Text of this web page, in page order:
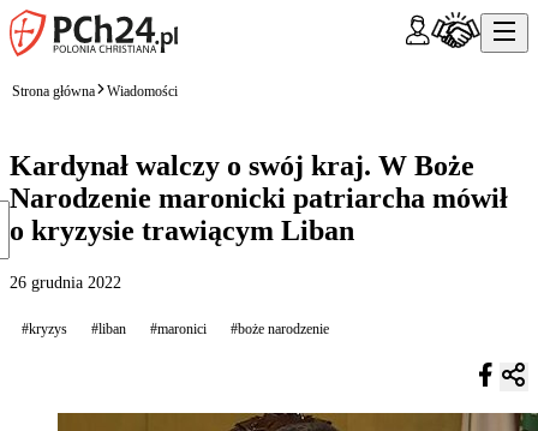
Strona główna Wiadomości
Kardynał walczy o swój kraj. W Boże
Narodzenie maronicki patriarcha mówił
o kryzysie trawiącym Liban
26 grudnia 2022
#kryzys #liban #maronici #boże narodzenie